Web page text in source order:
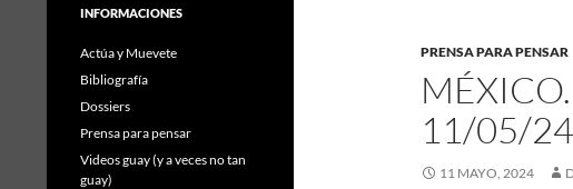
PRENSA PARA PENSAR
11/05/24
11 MAYO, 2024
INFORMACIONES
Actúa y Muevete
Bibliografía
Dossiers
Prensa para pensar
Videos guay (y a veces no tan
guay)